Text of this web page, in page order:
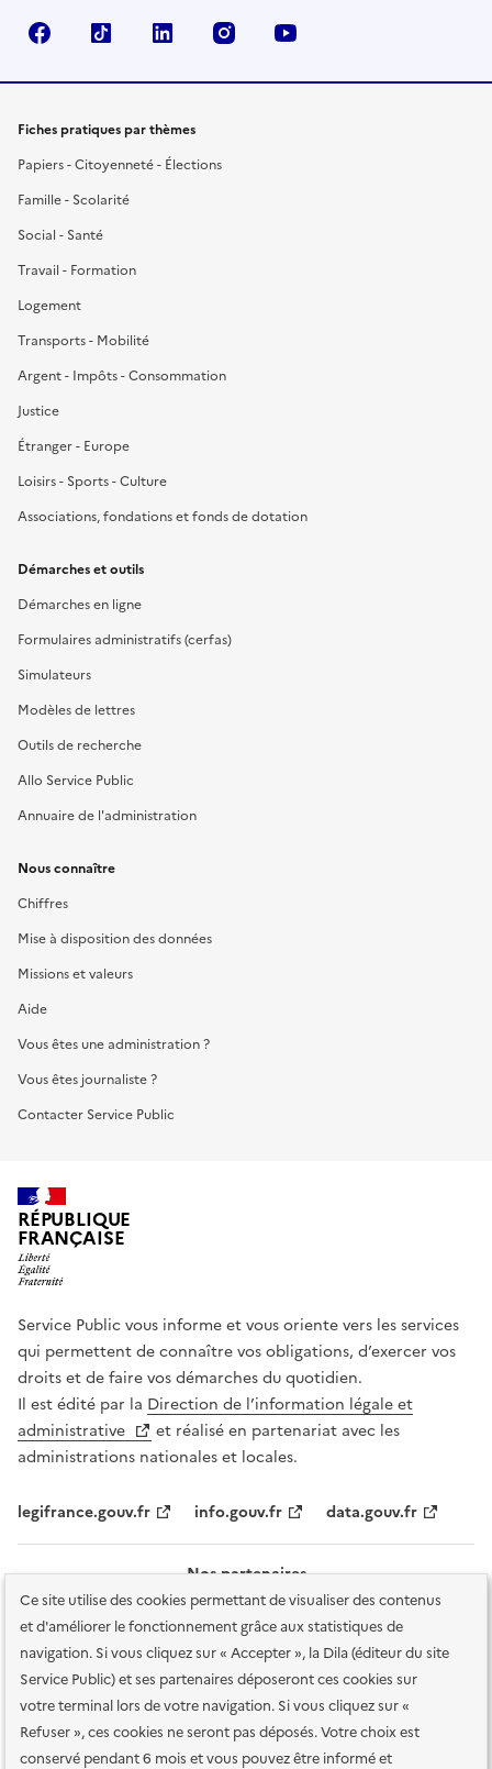
Ce site utilise des cookies permettant de visualiser des contenus
et d'améliorer le fonctionnement grâce aux statistiques de
navigation. Si vous cliquez sur « Accepter », la Dila (éditeur du site
Service Public) et ses partenaires déposeront ces cookies sur
votre terminal lors de votre navigation. Si vous cliquez sur «
Refuser », ces cookies ne seront pas déposés. Votre choix est
conservé pendant 6 mois et vous pouvez être informé et
FacebookTikTok LinkedIn Instagram
Fiches pratiques par thèmes
Papiers - Citoyenneté - Élections
Famille - Scolarité
Social - Santé
Travail - Formation
Logement
Transports - Mobilité
Argent - Impôts - Consommation
Justice
Étranger - Europe
Loisirs - Sports - Culture
Associations, fondations et fonds de dotation
Démarches et outils
Démarches en ligne
Formulaires administratifs (cerfas)
Simulateurs
Modèles de lettres
Outils de recherche
Allo Service Public
Annuaire de l'administration
Nous connaître
Chiffres
Mise à disposition des données
Missions et valeurs
Aide
Vous êtes une administration ?
Vous êtes journaliste ?
Contacter Service Public
RÉPUBLIQUE
FRANÇAISE
Service Public vous informe et vous oriente vers les services
qui permettent de connaître vos obligations, d’exercer vos
droits et de faire vos démarches du quotidien.
Il est édité par la Direction de l’information légale et
administrative
et réalisé en partenariat avec les
administrations nationales et locales.
legifrance.gouv.fr info.gouv.fr data.gouv.fr
Nos partenaires
Plan du site Accessibilité : totalement conforme
Accessibilité des
services en ligne Mentions légales Données personnelles et sécurité